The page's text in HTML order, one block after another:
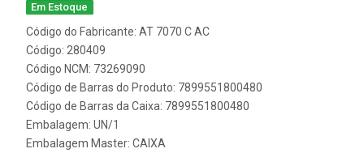
Em Estoque
Código do Fabricante: AT 7070 C AC
Código: 280409
Código NCM: 73269090
Código de Barras do Produto: 7899551800480
Código de Barras da Caixa: 7899551800480
Embalagem: UN/1
Embalagem Master: CAIXA